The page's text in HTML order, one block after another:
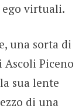
ego virtuali.
una sorta di
Ascoli Piceno
sua lente
di una